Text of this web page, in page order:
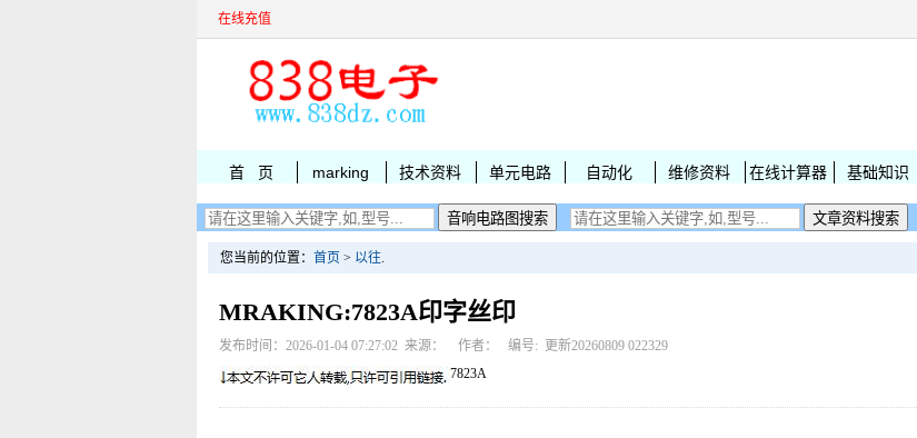
在线充值
首 页 marking 技术资料 单元电路 自动化 维修资料 在线计算器 基础知识
您当前的位置： 首页 > 以往.
MRAKING:7823A印字丝印
发布时间：2026-01-04 07:27:02 来源： 作者： 编号: 更新20260809 022329
7823A